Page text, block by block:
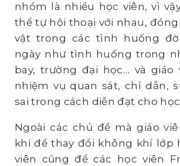
nhóm là nhiều học viên, vì
thể tự hội thoại với nhau, đóng
vật trong các tình huống
ngày như tình huống trong
bay, trường đại học… và giáo
nhiệm vụ quan sát, chỉ dẫn,
sai trong cách diễn đạt cho
Ngoài các chủ đề mà giáo
khi để thay đổi không khí lớp
viên cũng để các học viên